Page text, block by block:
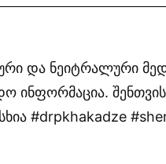
და ნეიტრალური
ინფორმაცია.
#drpkhakadze